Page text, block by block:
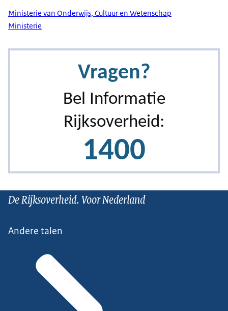
Ministerie van Onderwijs, Cultuur en Wetenschap
Ministerie
De Rijksoverheid. Voor Nederland
Andere talen